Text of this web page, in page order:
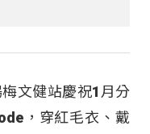
文健站慶祝1月分
，穿紅毛衣、戴